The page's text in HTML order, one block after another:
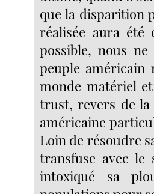
que la disparition
réalisée aura été
possible, nous ne
peuple américain
monde matériel
trust, revers de
américaine
Loin de résoudre
transfuse avec
intoxiqué sa